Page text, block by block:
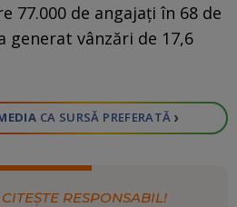
77.000 de angajați în 68 de
generat vânzări de 17,6
CA SURSĂ PREFERATĂ ›
RESPONSABIL!